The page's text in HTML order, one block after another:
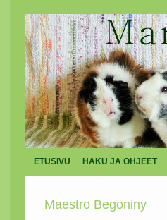
ETUSIVU HAKU JA OHJEET
Maestro Begoniny